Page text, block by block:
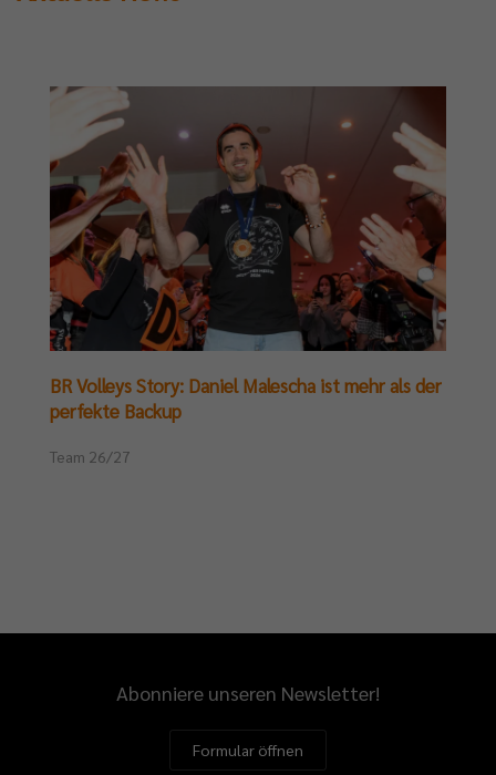
BR Volleys Story: Daniel Malescha ist mehr als der
perfekte Backup
Team 26/27
Abonniere unseren Newsletter!
Formular öffnen